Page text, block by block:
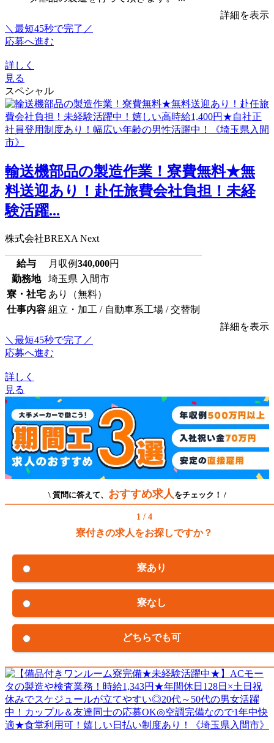
詳細を表示
＼最短45秒で完了／
応募へ進む
詳しく
見る
スペシャル
輸送機部品の製造作業！寮費無料★無
料送迎あり！赴任旅費会社負担！未経
験活躍...
株式会社BREXA Next
給与 月収例340,000円
勤務地
埼玉県 入間市
寮・社宅 あり（無料）
仕事内容 組立・加工 / 自動車系工場 / 交替制
詳細を表示
＼最短45秒で完了／
応募へ進む
詳しく
見る
\ 質問に答えて、 おすすめ求人 をチェック！ /
1 / 4
寮付きの求人をお探しですか？
寮あり
寮なし
どちらでも可